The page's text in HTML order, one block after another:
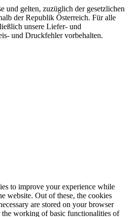
und gelten, zuzüglich der gesetzlichen
der Republik Österreich. Für alle
unsere Liefer- und
und Druckfehler vorbehalten.
to improve your experience while
website. Out of these, the cookies
are stored on your browser
the working of basic functionalities of